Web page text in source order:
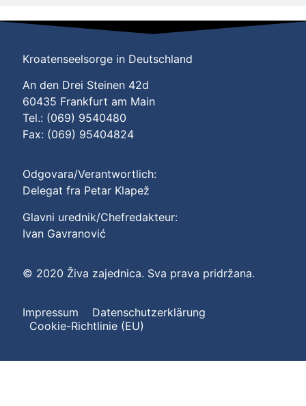
Kroatenseelsorge in Deutschland
An den Drei Steinen 42d
60435 Frankfurt am Main
Tel.: (069) 9540480
Fax: (069) 95404824
Odgovara/Verantwortlich:
Delegat fra Petar Klapež
Glavni urednik/Chefredakteur:
Ivan Gavranović
© 2020 Živa zajednica. Sva prava pridržana.
Impressum
Datenschutzerklärung
Cookie-Richtlinie (EU)